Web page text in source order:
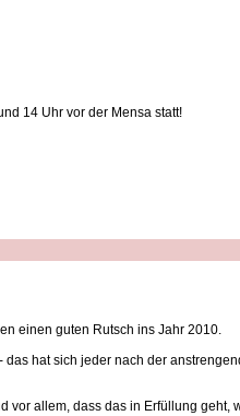
14 Uhr vor der Mensa statt!
einen guten Rutsch ins Jahr 2010.
hat sich jeder nach der
vor allem, dass das in Erfüllung geht,